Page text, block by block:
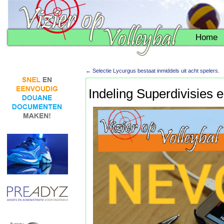
Home
← Selectie Lycurgus bestaat inmiddels uit acht spelers.
Indeling Superdivisies